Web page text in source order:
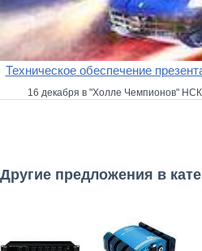
Техническое обеспечение
16 декабря в "Холле Чемпионов"
Другие предложения в